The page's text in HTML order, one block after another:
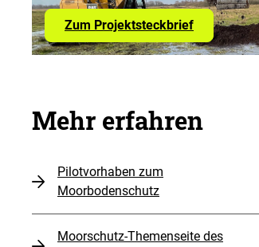
Zum Projektsteckbriefüber
das
Klimafarm-
Mehr erfahren
Pilotvorhaben zum
Moorbodenschutz
Moorschutz-Themenseite des